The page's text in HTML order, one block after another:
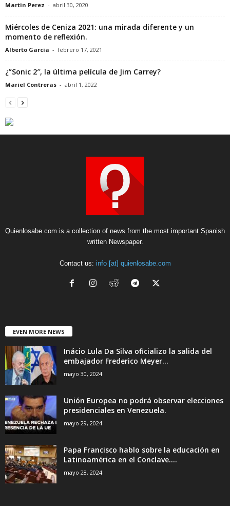
Martin Perez - abril 30, 2020
Miércoles de Ceniza 2021: una mirada diferente y un
momento de reflexión.
Alberto Garcia - febrero 17, 2021
¿”Sonic 2″, la última película de Jim Carrey?
Mariel Contreras - abril 1, 2022
Quienlosabe.com is a collection of news from the most important Spanish
written Newspaper.
Contact us: info [at] quienlosabe.com
EVEN MORE NEWS
Inácio Lula Da Silva oficializo la salida del
embajador Frederico Meyer...
mayo 30, 2024
Unión Europea no podrá observar elecciones
presidenciales en Venezuela.
mayo 29, 2024
Papa Francisco hablo sobre la educación en
Latinoamérica en el Conclave....
mayo 28, 2024